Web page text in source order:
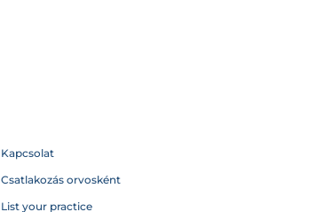
Kapcsolat
Csatlakozás orvosként
List your practice